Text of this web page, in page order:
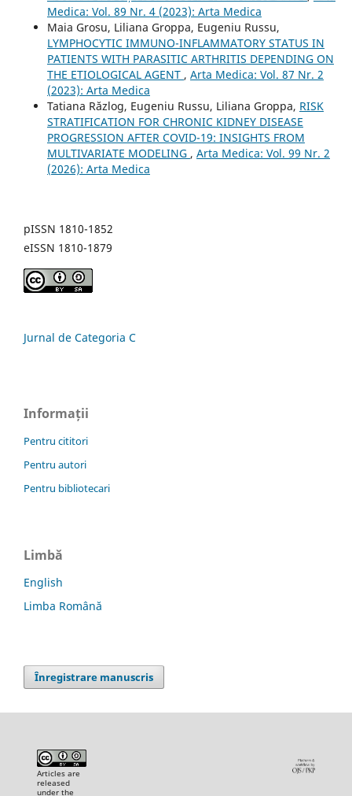
Medica: Vol. 89 Nr. 4 (2023): Arta Medica
Maia Grosu, Liliana Groppa, Eugeniu Russu,
LYMPHOCYTIC IMMUNO-INFLAMMATORY STATUS IN
PATIENTS WITH PARASITIC ARTHRITIS DEPENDING ON
THE ETIOLOGICAL AGENT , Arta Medica: Vol. 87 Nr. 2
(2023): Arta Medica
Tatiana Răzlog, Eugeniu Russu, Liliana Groppa, RISK
STRATIFICATION FOR CHRONIC KIDNEY DISEASE
PROGRESSION AFTER COVID-19: INSIGHTS FROM
MULTIVARIATE MODELING , Arta Medica: Vol. 99 Nr. 2
(2026): Arta Medica
pISSN 1810-1852
eISSN 1810-1879
Jurnal de Categoria C
Informații
Pentru cititori
Pentru autori
Pentru bibliotecari
Limbă
English
Limba Română
Înregistrare manuscris
Articles are
released
under the